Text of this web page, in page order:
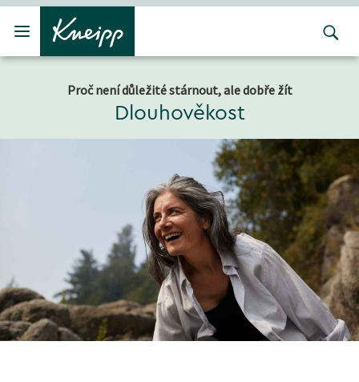
Přejít na hlavní obsah
Přejít na obsah patičky
Proč není důležité stárnout, ale dobře žít
Dlouhověkost